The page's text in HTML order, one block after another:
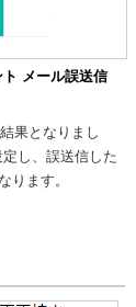
ト メール誤送信
果となりまし
し、誤送信した
ります。